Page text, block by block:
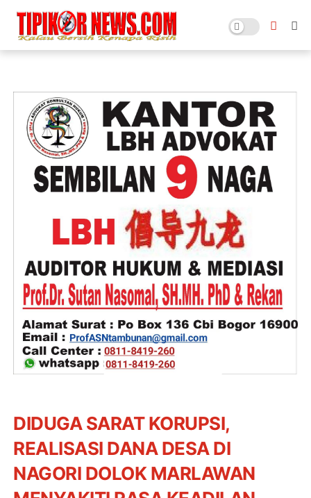
DIDUGA SARAT KORUPSI,
REALISASI DANA DESA DI
NAGORI DOLOK MARLAWAN